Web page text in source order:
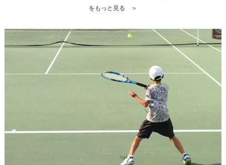
をもっと見る ＞